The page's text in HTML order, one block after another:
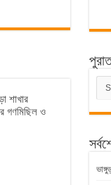
শাখার
গণমিছিল ও
পুরাতন